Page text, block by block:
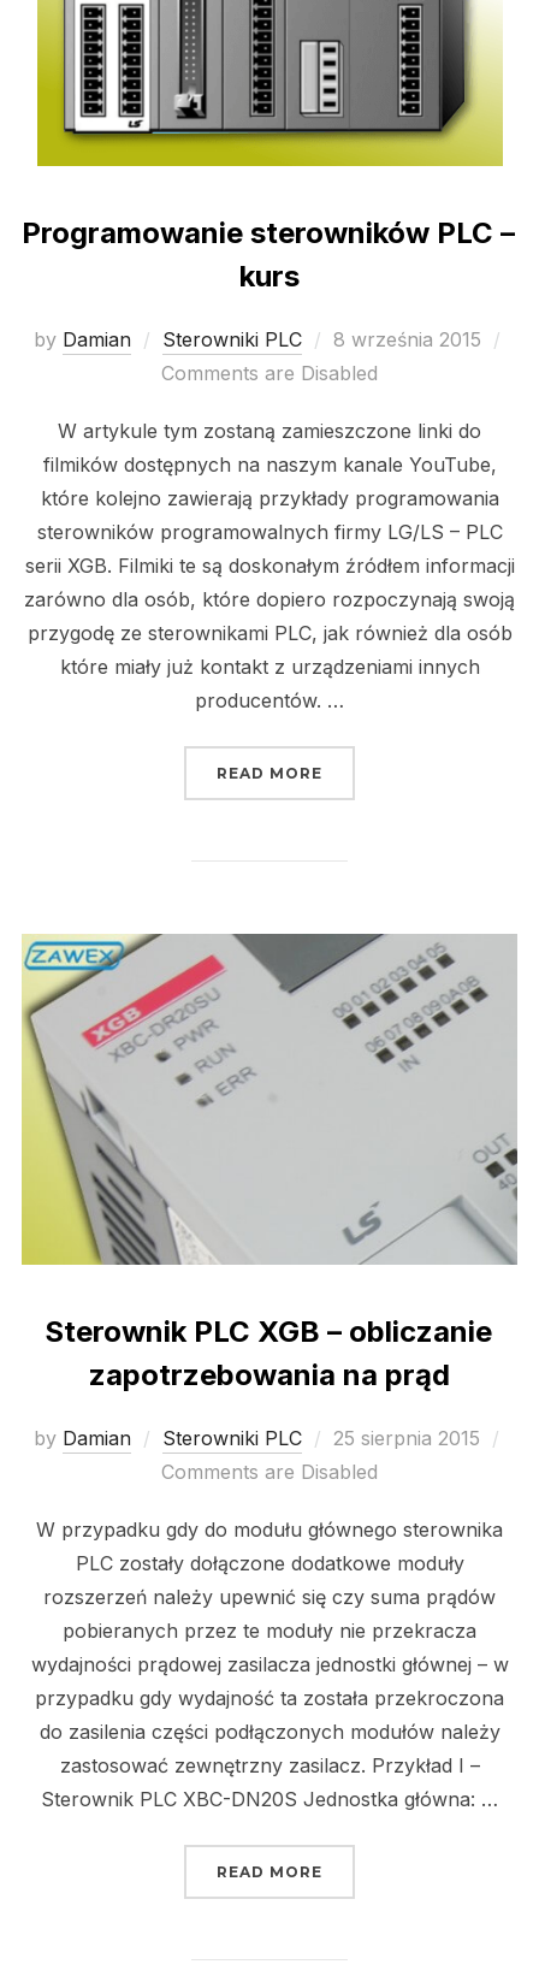
Programowanie sterowników PLC –
kurs
by Damian Sterowniki PLC
Posted
on
8 września 2015
Comments are Disabled
W artykule tym zostaną zamieszczone linki do
filmików dostępnych na naszym kanale YouTube,
które kolejno zawierają przykłady programowania
sterowników programowalnych firmy LG/LS – PLC
serii XGB. Filmiki te są doskonałym źródłem informacji
zarówno dla osób, które dopiero rozpoczynają swoją
przygodę ze sterownikami PLC, jak również dla osób
które miały już kontakt z urządzeniami innych
producentów. …
READ MORE
Sterownik PLC XGB – obliczanie
zapotrzebowania na prąd
by Damian Sterowniki PLC
Posted
on
25 sierpnia 2015
Comments are Disabled
W przypadku gdy do modułu głównego sterownika
PLC zostały dołączone dodatkowe moduły
rozszerzeń należy upewnić się czy suma prądów
pobieranych przez te moduły nie przekracza
wydajności prądowej zasilacza jednostki głównej – w
przypadku gdy wydajność ta została przekroczona
do zasilenia części podłączonych modułów należy
zastosować zewnętrzny zasilacz. Przykład I –
Sterownik PLC XBC-DN20S Jednostka główna: …
READ MORE